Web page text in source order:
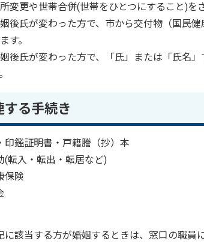
変更や世帯合併(世帯をひとつにすること)
後氏が変わった方で、市から交付物（国民
す。
後氏が変わった方で、「氏」または「氏名
する手続き
印鑑証明書・戸籍謄（抄）本
(転入・転出・転居など)
保険
に該当する方が婚姻するときは、窓口の職員